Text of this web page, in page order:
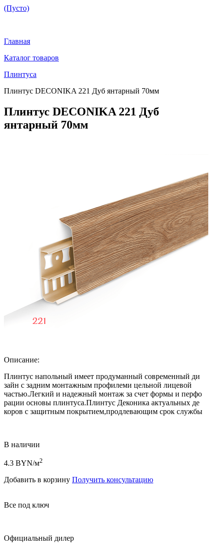
(Пусто)
Главная
Каталог товаров
Плинтуса
Плинтус DECONIKA 221 Дуб янтарный 70мм
Плинтус DECONIKA 221 Дуб
янтарный 70мм
Описание:
Плинтус напольный имеет продуманный современный ди
зайн с задним монтажным профилеми цельной лицевой
частью.Легкий и надежный монтаж за счет формы и перфо
рации основы плинтуса.Плинтус Деконика актуальных де
коров с защитным покрытием,продлевающим срок службы
В наличии
4.3 BYN/м2
Добавить в корзину Получить консультацию
Все под ключ
Официальный дилер